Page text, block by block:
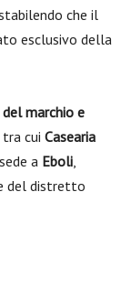
che il
esclusivo della
marchio e
tra cui Casearia
a Eboli,
del distretto